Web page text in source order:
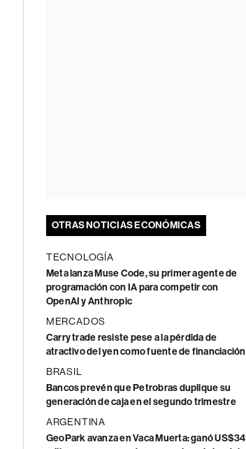
OTRAS NOTICIAS ECONÓMICAS
TECNOLOGÍA
Meta lanza Muse Code, su primer agente de
programación con IA para competir con
OpenAI y Anthropic
MERCADOS
Carry trade resiste pese a la pérdida de
atractivo del yen como fuente de financiación
BRASIL
Bancos prevén que Petrobras duplique su
generación de caja en el segundo trimestre
ARGENTINA
GeoPark avanza en Vaca Muerta: ganó US$34